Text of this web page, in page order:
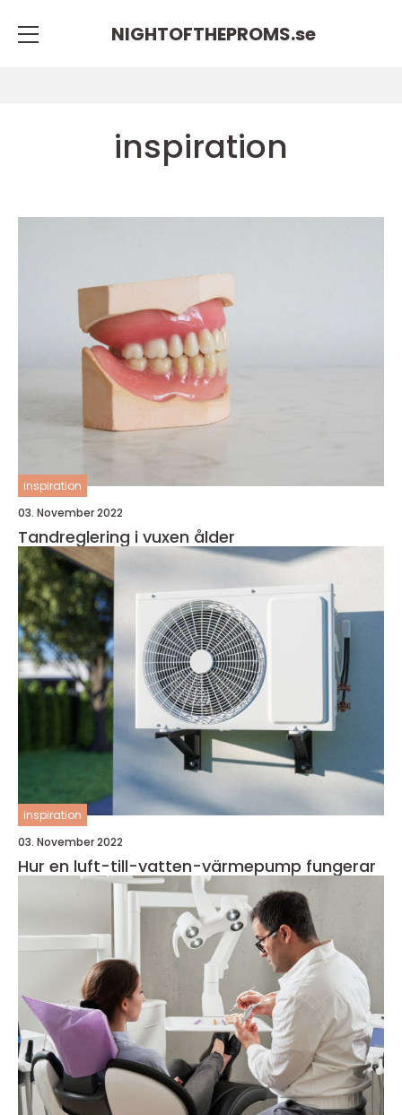
NIGHTOFTHEPROMS.se
inspiration
inspiration
03. November 2022
Tandreglering i vuxen ålder
inspiration
03. November 2022
Hur en luft-till-vatten-värmepump fungerar